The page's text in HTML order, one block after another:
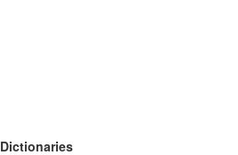
Dictionaries